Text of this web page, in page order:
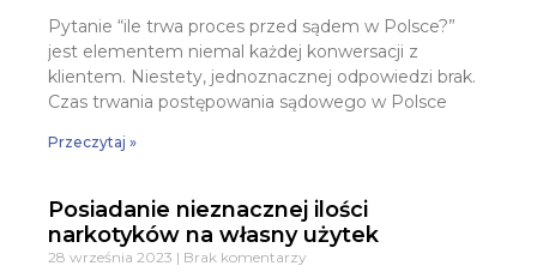
Pytanie “ile trwa proces przed sądem w Polsce?”
jest elementem niemal każdej konwersacji z
klientem. Niestety, jednoznacznej odpowiedzi brak.
Czas trwania postępowania sądowego w Polsce
Przeczytaj »
Posiadanie nieznacznej ilości
narkotyków na własny użytek
28 września 2023 Brak komentarzy